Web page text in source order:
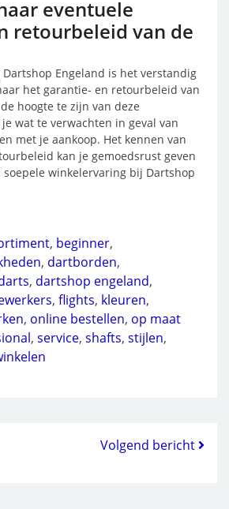
eventuele
retourbeleid van de
Engeland is het verstandig
het garantie- en retourbeleid van
hoogte te zijn van deze
wat te verwachten in geval van
met je aankoop. Het kennen van
kan je gemoedsrust geven
soepele winkelervaring bij Dartshop
, beginner,
, dartborden,
, dartshop engeland,
, flights, kleuren,
, online bestellen, op maat
, service, shafts, stijlen,
Volgend bericht